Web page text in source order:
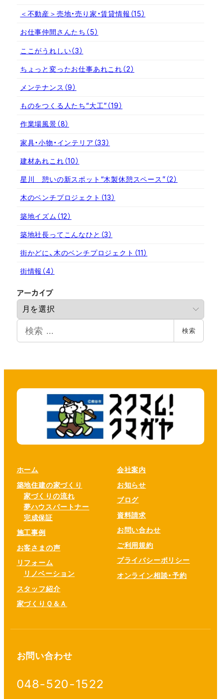
＜不動産＞売地・売り家・賃貸情報 （15）
お仕事仲間さんたち （5）
ここがうれしい（3）
ちょっと変ったお仕事あれこれ（2）
メンテナンス （9）
ものをつくる人たち“大工”（19）
作業場風景（8）
家具・小物・インテリア （33）
建材あれこれ（10）
星川 憩いの新スポット“木製休憩スペース”（2）
木のベンチプロジェクト （13）
築地イズム （12）
築地社長ってこんなひと （3）
街かどに、木のベンチプロジェクト （11）
街情報 （4）
アーカイブ
カ
検索
ホーム
築地住建の家づくり
家づくりの流れ
夢ハウスパートナー
完成保証
施工事例
お客さまの声
リフォーム
リノベーション
スタッフ紹介
家づくりＱ＆Ａ
会社案内
お知らせ
ブログ
資料請求
お問い合わせ
ご利用規約
プライバシーポリシー
オンライン相談・予約
お問い合わせ
048-520-1522